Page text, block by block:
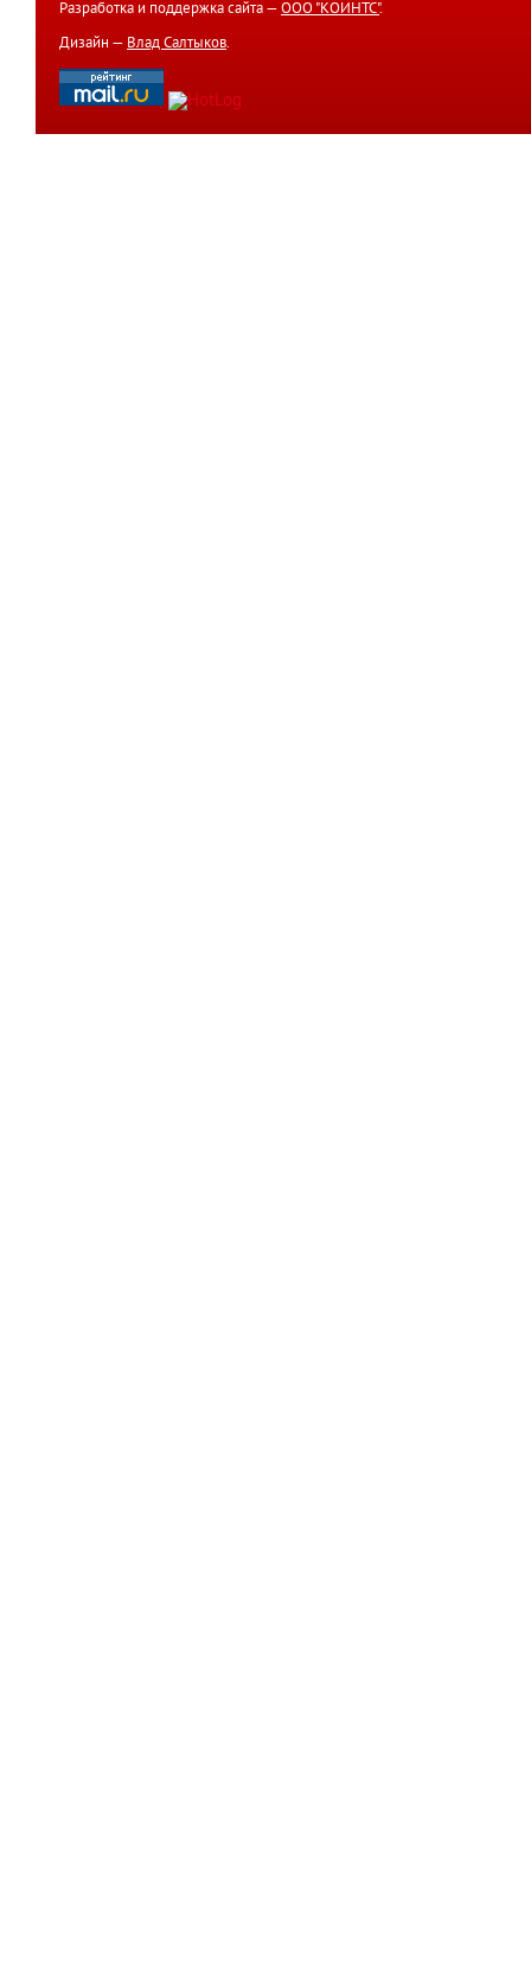
Разработка и поддержка сайта — ООО "КОИНТС".
Дизайн — Влад Салтыков.